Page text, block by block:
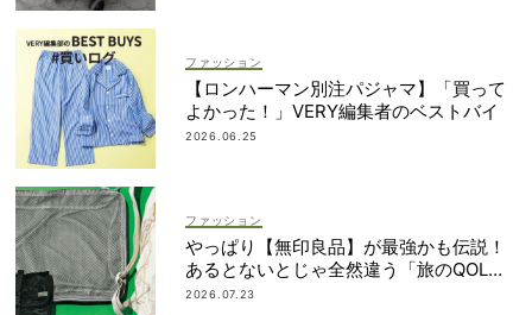
ファッション
【ロンハーマン別注パジャマ】「買って
よかった！」VERY編集者のベストバイ
2026.06.25
ファッション
やっぱり【無印良品】が最強かも伝説！
あるとないとじゃ全然違う「旅のQOL爆
上げアイテム」
2026.07.23